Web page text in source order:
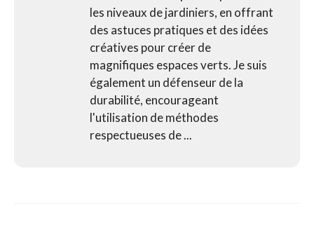
les niveaux de jardiniers, en offrant
des astuces pratiques et des idées
créatives pour créer de
magnifiques espaces verts. Je suis
également un défenseur de la
durabilité, encourageant
l'utilisation de méthodes
respectueuses de ...